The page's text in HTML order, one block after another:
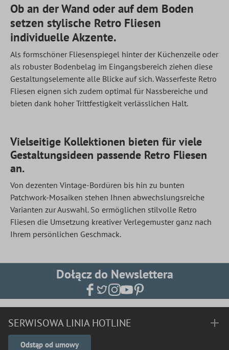
Ob an der Wand oder auf dem Boden
setzen stylische Retro Fliesen
individuelle Akzente.
Als formschöner Fliesenspiegel hinter der Küchenzeile oder
als robuster Bodenbelag im Eingangsbereich ziehen diese
Gestaltungselemente alle Blicke auf sich. Wasserfeste Retro
Fliesen eignen sich zudem optimal für Nassbereiche und
bieten dank hoher Trittfestigkeit verlässlichen Halt.
Vielseitige Kollektionen bieten für viele
Gestaltungsideen passende Retro Fliesen
an.
Von dezenten Vintage-Bordüren bis hin zu bunten
Patchwork-Mosaiken stehen Ihnen abwechslungsreiche
Varianten zur Auswahl. So ermöglichen stilvolle Retro
Fliesen die Umsetzung kreativer Verlegemuster ganz nach
Ihrem persönlichen Geschmack.
Dołącz do Newslettera
SERWISOWA LINIA HOTLINE
Odstąp od umowy